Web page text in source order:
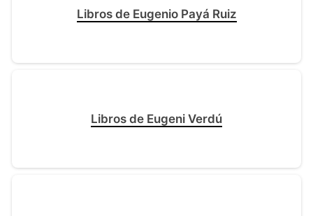
Libros de Eugenio Payá Ruiz
Libros de Eugeni Verdú